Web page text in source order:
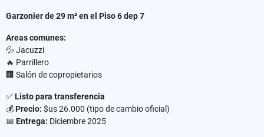
Garzonier de 29 m²en el Piso 6 dep 7
Areas comunes:
💦 Jacuzzi
🔥 Parrillero
🏢 Salón de copropietarios
✅Listo para transferencia
💰Precio: $us 26.000 (tipo de cambio oficial)
📅 Entrega: Diciembre 2025